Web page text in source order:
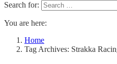
Search for:
You are here:
Home
Tag Archives: Strakka